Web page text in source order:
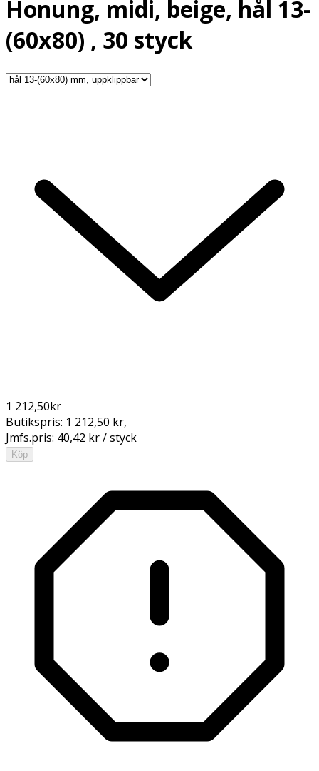
Honung, midi, beige, hål 13-
(60x80) , 30 styck
1 212,50kr
Butikspris: 1 212,50 kr,
Jmfs.pris: 40,42 kr / styck
Köp